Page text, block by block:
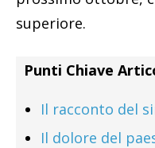
superiore.
Punti Chiave
Il racconto del
Il dolore del